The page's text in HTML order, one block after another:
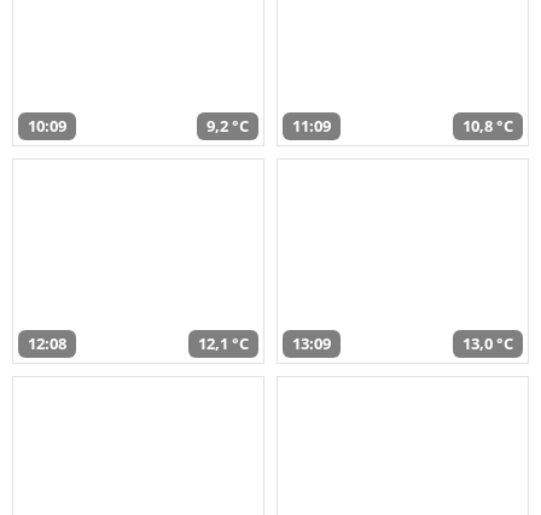
10:09 9,2 °C 11:09 10,8 °C
12:08 12,1 °C 13:09 13,0 °C